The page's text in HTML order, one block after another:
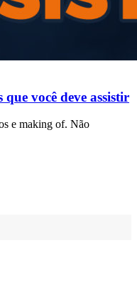
você deve assistir
e making of. Não